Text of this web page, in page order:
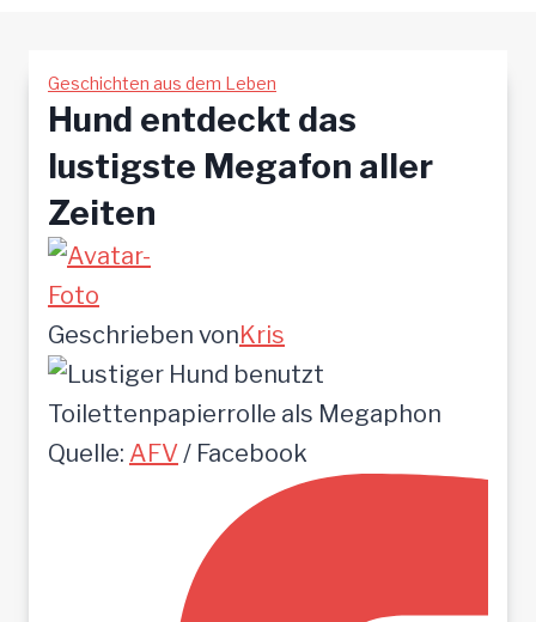
Geschichten aus dem Leben
Hund entdeckt das
lustigste Megafon aller
Zeiten
Geschrieben vonKris
Quelle: AFV / Facebook